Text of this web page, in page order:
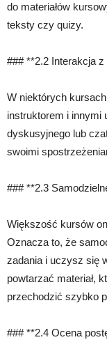
do materiałów
teksty czy quizy.
### **2.2 Interakcja
W niektórych
instruktorem i innymi
dyskusyjnego lub
swoimi
### **2.3
Większość kursów
Oznacza to, że
zadania i uczysz się
powtarzać materiał,
przechodzić szybko
### **2.4 Ocena